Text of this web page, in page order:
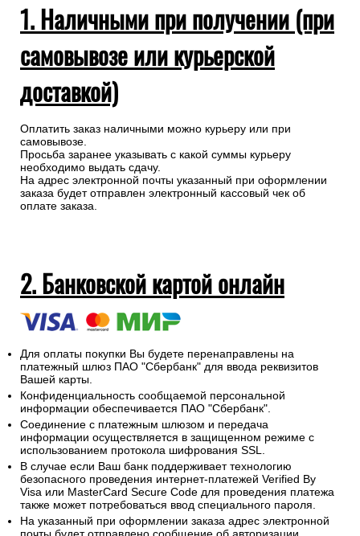
1. Наличными при получении (при
самовывозе или курьерской
доставкой)
Оплатить заказ наличными можно курьеру или при
самовывозе.
Просьба заранее указывать с какой суммы курьеру
необходимо выдать сдачу.
На адрес электронной почты указанный при оформлении
заказа будет отправлен электронный кассовый чек об
оплате заказа.
2. Банковской картой онлайн
Для оплаты покупки Вы будете перенаправлены на
платежный шлюз ПАО "Сбербанк" для ввода реквизитов
Вашей карты.
Конфиденциальность сообщаемой персональной
информации обеспечивается ПАО "Сбербанк".
Соединение с платежным шлюзом и передача
информации осуществляется в защищенном режиме с
использованием протокола шифрования SSL.
В случае если Ваш банк поддерживает технологию
безопасного проведения интернет-платежей Verified By
Visa или MasterCard Secure Code для проведения платежа
также может потребоваться ввод специального пароля.
На указанный при оформлении заказа адрес электронной